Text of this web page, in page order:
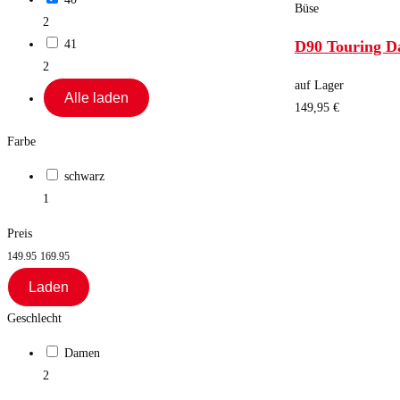
2
41
2
Alle laden
Farbe
schwarz
1
Preis
149.95 169.95
Laden
Geschlecht
Damen
2
Büse
D90 Touring
auf Lager
149,95 €